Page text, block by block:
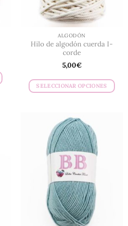
de
producto
ALGODÓN
Hilo de algodón cuerda I-
corde
5,00€
SELECCIONAR OPCIONES
tiene
múltiples
variantes.
Las
opciones
se
pueden
elegir
en
la